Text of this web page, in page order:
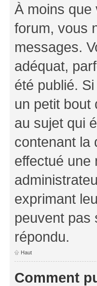
À moins
forum, vous
messages.
adéquat,
été publié.
un petit bout
au sujet qui
contenant la
effectué une
exprimant
peuvent pas
répondu.
Haut
Comment